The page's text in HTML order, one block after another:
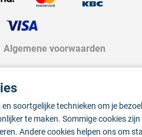
Algemene voorwaarden
soortgelijke technieken om je
te maken. Sommige cookies
Andere cookies helpen ons om